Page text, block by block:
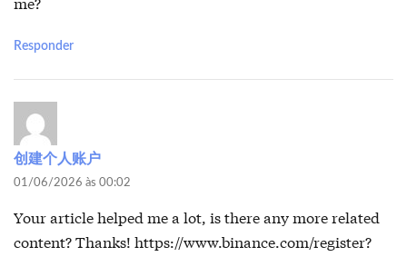
Responder
创建个人账户
01/06/2026 às 00:02
Your article helped me a lot, is there any more related
content? Thanks! https://www.binance.com/register?